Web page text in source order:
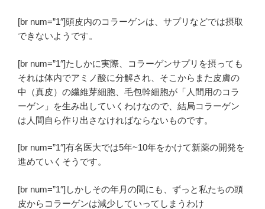
[br num=”1″]頭皮内のコラーゲンは、サプリなどでは摂取
できないようです。
[br num=”1″]たしかに実際、コラーゲンサプリを摂っても
それは体内でアミノ酸に分解され、そこからまた皮膚の
中（真皮）の繊維芽細胞、毛包幹細胞が「人間用のコラ
ーゲン」を生み出していくわけなので、結局コラーゲン
は人間自ら作り出さなければならないものです。
[br num=”1″]有名医大では5年~10年をかけて新薬の開発を
進めていくそうです。
[br num=”1″]しかしその年月の間にも、ずっと私たちの頭
皮からコラーゲンは減少していってしまうわけ